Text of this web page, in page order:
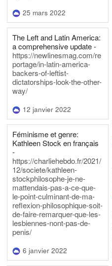
25 mars 2022
The Left and Latin America:
a comprehensive update -
https://newlinesmag.com/re
portage/in-latin-america-
backers-of-leftist-
dictatorships-look-the-other-
way/
12 janvier 2022
Féminisme et genre:
Kathleen Stock en français
-
https://charliehebdo.fr/2021/
12/societe/kathleen-
stockphilosophe-je-ne-
mattendais-pas-a-ce-que-
le-point-culminant-de-ma-
reflexion-philosophique-soit-
de-faire-remarquer-que-les-
lesbiennes-nont-pas-de-
penis/
6 janvier 2022